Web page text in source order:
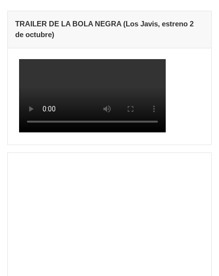
TRAILER DE LA BOLA NEGRA (Los Javis, estreno 2
de octubre)